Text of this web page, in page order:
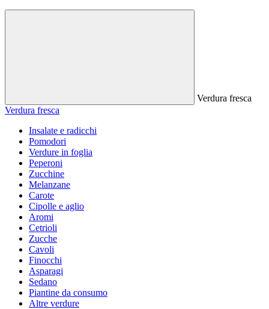
Verdura fresca
Verdura fresca
Insalate e radicchi
Pomodori
Verdure in foglia
Peperoni
Zucchine
Melanzane
Carote
Cipolle e aglio
Aromi
Cetrioli
Zucche
Cavoli
Finocchi
Asparagi
Sedano
Piantine da consumo
Altre verdure